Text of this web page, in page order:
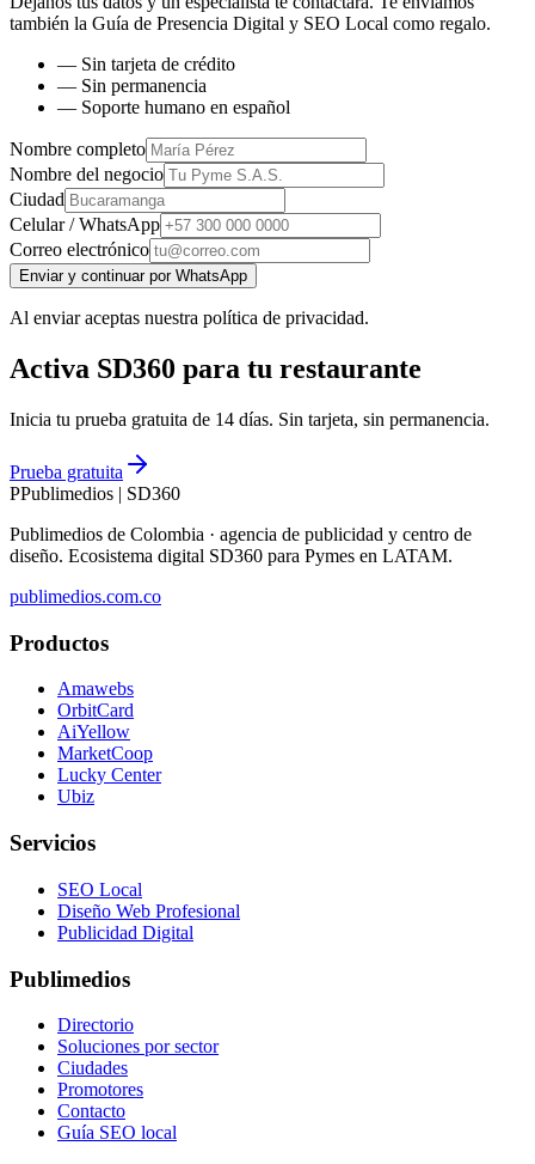
también la Guía de Presencia Digital y SEO Local como regalo.
— Sin tarjeta de crédito
— Sin permanencia
— Soporte humano en español
Nombre completo
Nombre del negocio
Ciudad
Celular / WhatsApp
Correo electrónico
Enviar y continuar por WhatsApp
Al enviar aceptas nuestra política de privacidad.
Activa SD360 para tu restaurante
Inicia tu prueba gratuita de 14 días. Sin tarjeta, sin permanencia.
Prueba gratuita
PPublimedios | SD360
Publimedios de Colombia · agencia de publicidad y centro de
diseño. Ecosistema digital SD360 para Pymes en LATAM.
publimedios.com.co
Productos
Amawebs
OrbitCard
AiYellow
MarketCoop
Lucky Center
Ubiz
Servicios
SEO Local
Diseño Web Profesional
Publicidad Digital
Publimedios
Directorio
Soluciones por sector
Ciudades
Promotores
Contacto
Guía SEO local